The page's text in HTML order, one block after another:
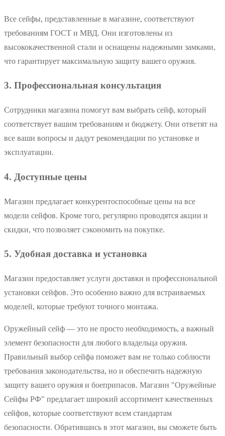
Все сейфы, представленные в магазине, соответствуют
требованиям ГОСТ и МВД. Они изготовлены из
высококачественной стали и оснащены надежными замками,
что гарантирует максимальную защиту вашего оружия.
3. Профессиональная консультация
Сотрудники магазина помогут вам выбрать сейф, который
соответствует вашим требованиям и бюджету. Они ответят на
все ваши вопросы и дадут рекомендации по установке и
эксплуатации.
4. Доступные цены
Магазин предлагает конкурентоспособные цены на все
модели сейфов. Кроме того, регулярно проводятся акции и
скидки, что позволяет сэкономить на покупке.
5. Удобная доставка и установка
Магазин предоставляет услуги доставки и профессиональной
установки сейфов. Это особенно важно для встраиваемых
моделей, которые требуют точного монтажа.
Оружейный сейф — это не просто необходимость, а важный
элемент безопасности для любого владельца оружия.
Правильный выбор сейфа поможет вам не только соблюсти
требования законодательства, но и обеспечить надежную
защиту вашего оружия и боеприпасов. Магазин "Оружейные
Сейфы РФ" предлагает широкий ассортимент качественных
сейфов, которые соответствуют всем стандартам
безопасности. Обратившись в этот магазин, вы сможете быть